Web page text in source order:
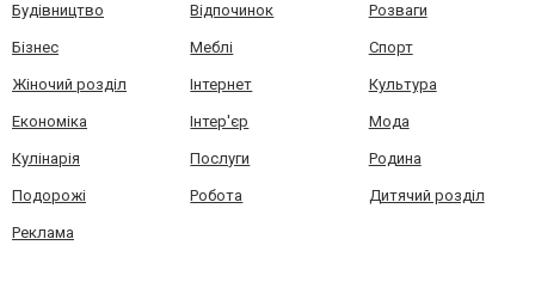
Будівництво Відпочинок Розваги
Бізнес Меблі Спорт
Жіночий розділ Інтернет Культура
Економіка Інтер'єр Мода
Кулінарія Послуги Родина
Подорожі Робота Дитячий розділ
Реклама